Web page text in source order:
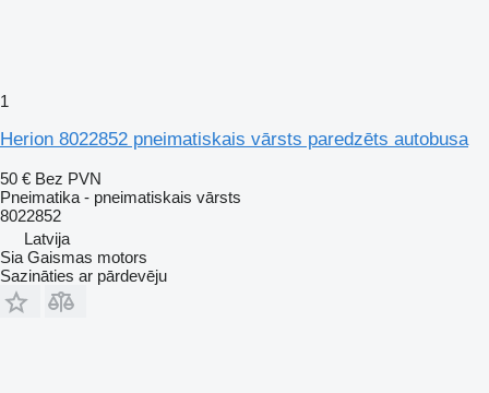
1
Herion 8022852 pneimatiskais vārsts paredzēts autobusa
50 € Bez PVN
Pneimatika - pneimatiskais vārsts
8022852
Latvija
Sia Gaismas motors
Sazināties ar pārdevēju